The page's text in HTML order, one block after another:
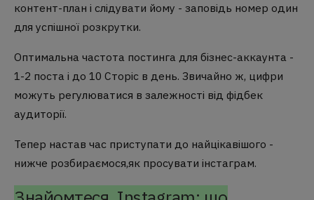
контент-план і слідувати йому - заповідь номер один
для успішної розкрутки.
Оптимальна частота постинга для бізнес-аккаунта -
1-2 поста і до 10 Сторіс в день. Звичайно ж, цифри
можуть регулюватися в залежності від фідбек
аудиторії.
Тепер настав час приступати до найцікавішого -
нижче розбираємося,як просувати інстаграм.